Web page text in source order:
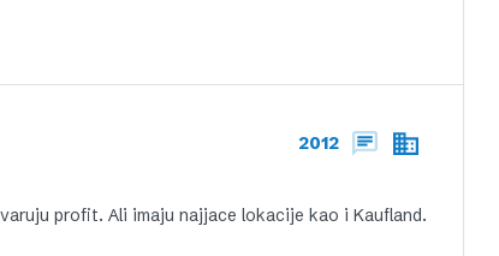
2012
profit. Ali imaju najjace lokacije kao i Kaufland.